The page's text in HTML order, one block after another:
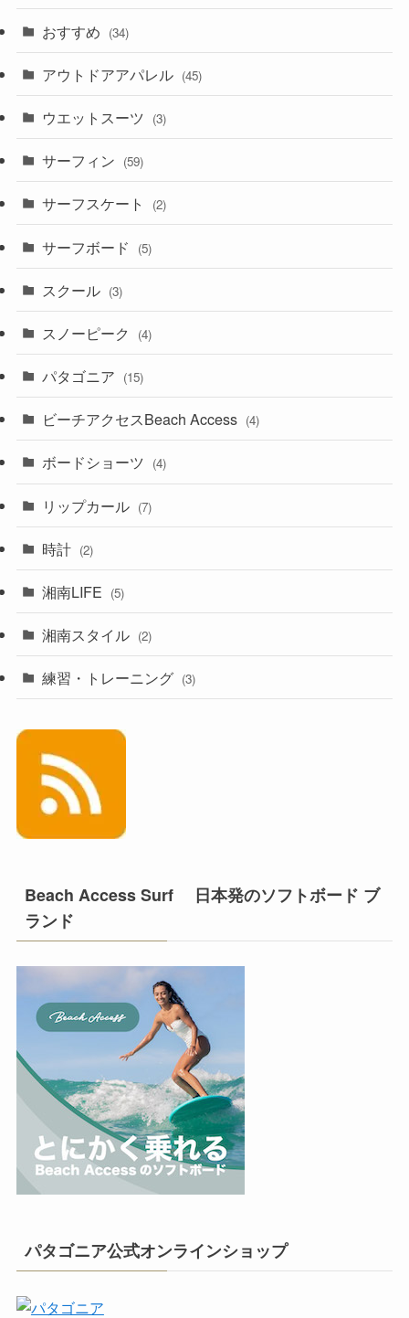
おすすめ (34)
アウトドアアパレル (45)
ウエットスーツ (3)
サーフィン (59)
サーフスケート (2)
サーフボード (5)
スクール (3)
スノーピーク (4)
パタゴニア (15)
ビーチアクセスBeach Access (4)
ボードショーツ (4)
リップカール (7)
時計 (2)
湘南LIFE (5)
湘南スタイル (2)
練習・トレーニング (3)
Beach Access Surf 日本発のソフトボード ブ
ランド
パタゴニア公式オンラインショップ